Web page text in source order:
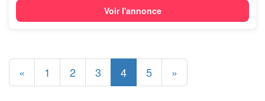
Voir l'annonce
« 1 2 3 4 5 »